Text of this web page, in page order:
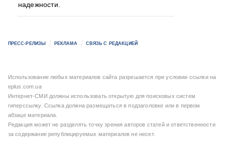
надежности.
ПРЕСС-РЕЛИЗЫ РЕКЛАМА СВЯЗЬ С РЕДАКЦИЕЙ
Использование любых материалов сайта разрешается при условии ссылки на
eplus.com.ua
Интернет-СМИ должны использовать открытую для поисковых систем
гиперссылку. Ссылка должна размещаться в подзаголовке или в первом
абзаце материала.
Редакция может не разделять точку зрения авторов статей и ответственности
за содержание републицируемых материалов не несет.